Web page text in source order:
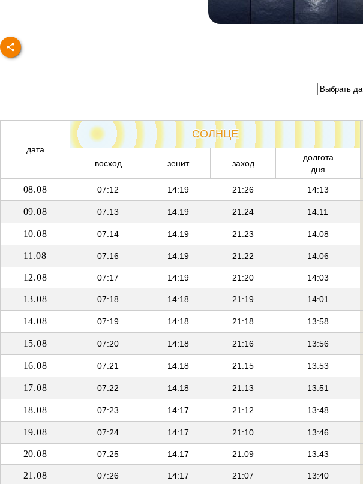
дата
СОЛНЦЕ
восход
зенит заход
долгота
дня
08.08 07:12 14:19 21:26 14:13
09.08 07:13 14:19 21:24 14:11
10.08 07:14 14:19 21:23 14:08
11.08 07:16 14:19 21:22 14:06
12.08 07:17 14:19 21:20 14:03
13.08 07:18 14:18 21:19 14:01
14.08 07:19 14:18 21:18 13:58
15.08 07:20 14:18 21:16 13:56
16.08 07:21 14:18 21:15 13:53
17.08 07:22 14:18 21:13 13:51
18.08 07:23 14:17 21:12 13:48
19.08 07:24 14:17 21:10 13:46
20.08 07:25 14:17 21:09 13:43
21.08 07:26 14:17 21:07 13:40